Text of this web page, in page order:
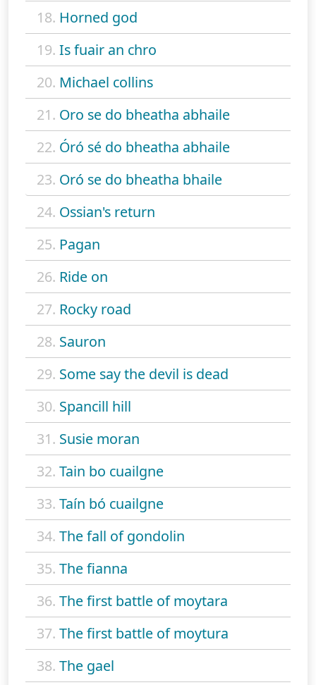
18. Horned god
19. Is fuair an chro
20. Michael collins
21. Oro se do bheatha abhaile
22. Óró sé do bheatha abhaile
23. Oró se do bheatha bhaile
24. Ossian's return
25. Pagan
26. Ride on
27. Rocky road
28. Sauron
29. Some say the devil is dead
30. Spancill hill
31. Susie moran
32. Tain bo cuailgne
33. Taín bó cuailgne
34. The fall of gondolin
35. The fianna
36. The first battle of moytara
37. The first battle of moytura
38. The gael